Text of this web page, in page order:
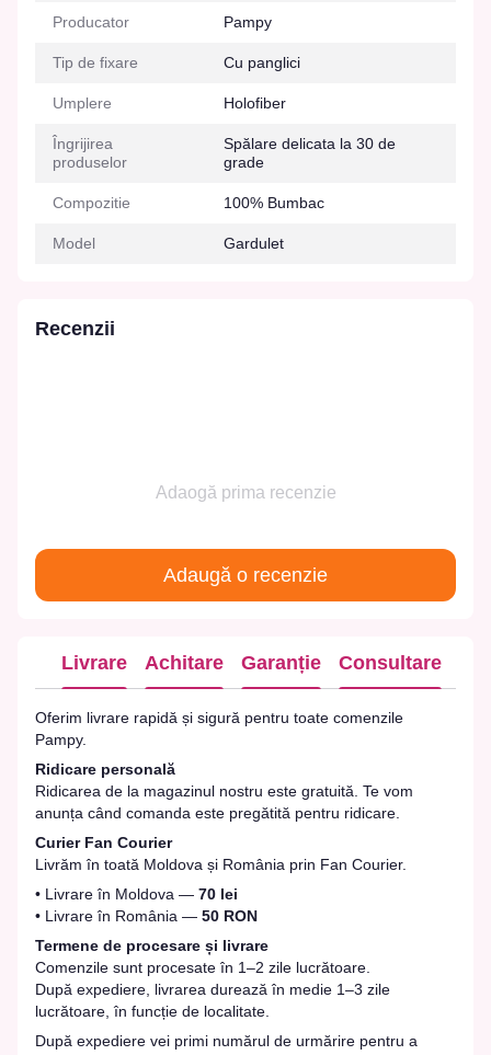
Producator Pampy
Tip de fixare Cu panglici
Umplere Holofiber
Îngrijirea
produselor
Spălare delicata la 30 de
grade
Compozitie 100% Bumbac
Model Gardulet
Recenzii
Adaogă prima recenzie
Adaugă o recenzie
Livrare Achitare Garanție Consultare
Oferim livrare rapidă și sigură pentru toate comenzile
Pampy.
Ridicare personală
Ridicarea de la magazinul nostru este gratuită. Te vom
anunța când comanda este pregătită pentru ridicare.
Curier Fan Courier
Livrăm în toată Moldova și România prin Fan Courier.
• Livrare în Moldova — 70 lei
• Livrare în România — 50 RON
Termene de procesare și livrare
Comenzile sunt procesate în 1–2 zile lucrătoare.
După expediere, livrarea durează în medie 1–3 zile
lucrătoare, în funcție de localitate.
După expediere vei primi numărul de urmărire pentru a